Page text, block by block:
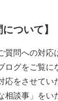
ついて】
質問への対応
ログをご覧に
をさせてい
相談事」をい